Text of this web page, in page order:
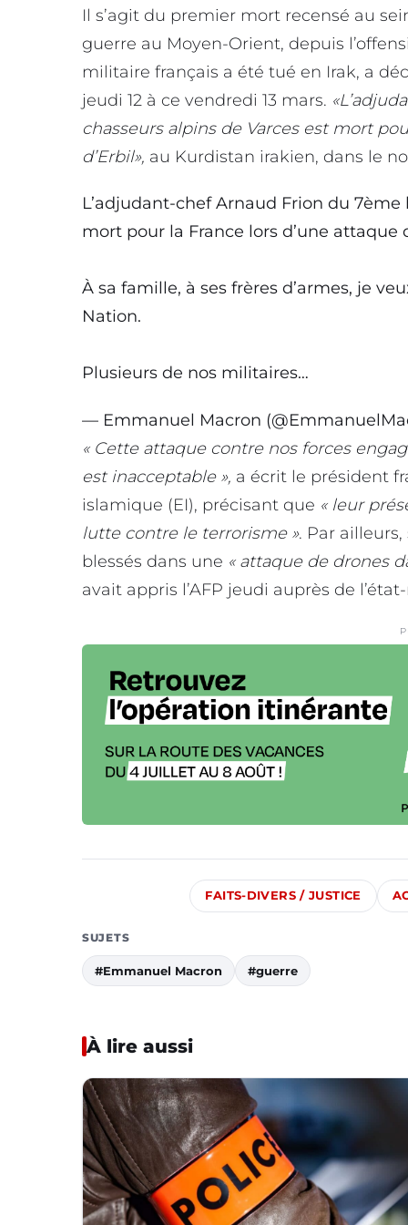
Il s’agit du premier mort recensé au
guerre au Moyen-Orient, depuis
militaire français a été tué en Irak, a
jeudi 12 à ce vendredi 13 mars.
chasseurs alpins de Varces est mort
d’Erbil», au Kurdistan irakien, dans le
L’adjudant-chef Arnaud Frion du
mort pour la France lors d’une attaque
À sa famille, à ses frères d’armes, je
Nation.
Plusieurs de nos militaires…
— Emmanuel Macron
« Cette attaque contre nos forces
est inacceptable », a écrit le président
islamique (EI), précisant que « leur
lutte contre le terrorisme ». Par
blessés dans une « attaque de drones
avait appris l’AFP jeudi auprès de
FAITS-DIVERS / JUSTICE
SUJETS
#Emmanuel Macron #guerre
À lire aussi